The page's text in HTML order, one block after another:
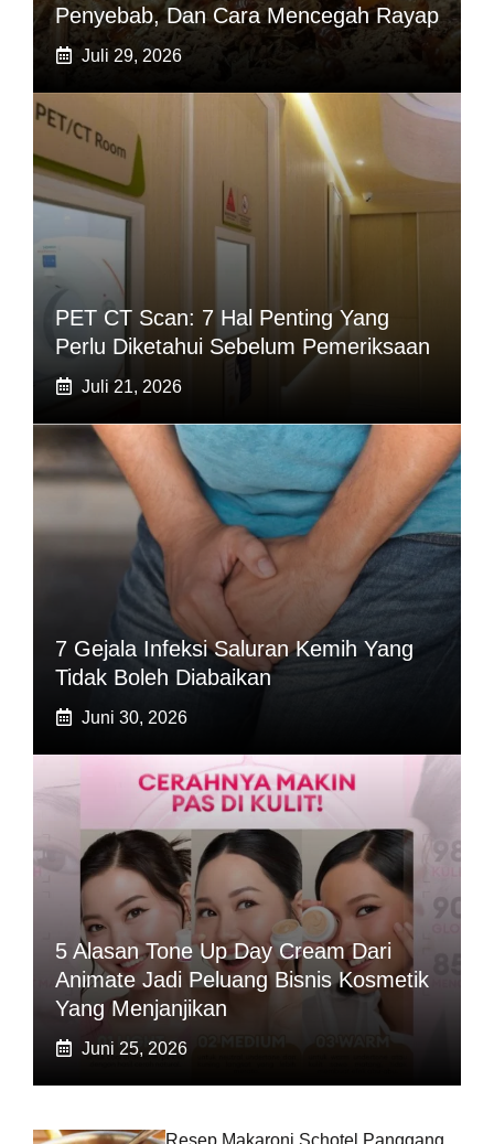
Penyebab, Dan Cara Mencegah Rayap
Juli 29, 2026
PET CT Scan: 7 Hal Penting Yang
Perlu Diketahui Sebelum Pemeriksaan
Juli 21, 2026
7 Gejala Infeksi Saluran Kemih Yang
Tidak Boleh Diabaikan
Juni 30, 2026
5 Alasan Tone Up Day Cream Dari
Animate Jadi Peluang Bisnis Kosmetik
Yang Menjanjikan
Juni 25, 2026
Resep Makaroni Schotel Panggang